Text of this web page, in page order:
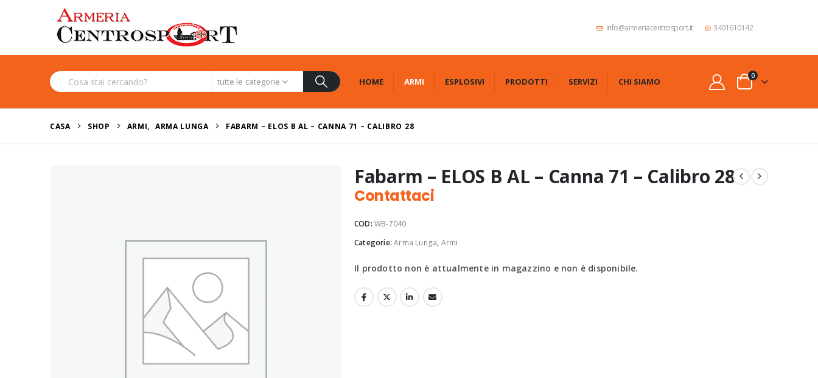
info@armeriacentrosport.it 3401610142
tutte le categorie HOME ARMI ESPLOSIVI PRODOTTI SERVIZI CHI SIAMO
0
CASA SHOP ARMI, ARMA LUNGA FABARM – ELOS B AL – CANNA 71 – CALIBRO 28
Fabarm – ELOS B AL – Canna 71 – Calibro 28
Contattaci
COD: WB-7040
Categorie:Arma Lunga, Armi
Il prodotto non è attualmente in magazzino e non è disponibile.